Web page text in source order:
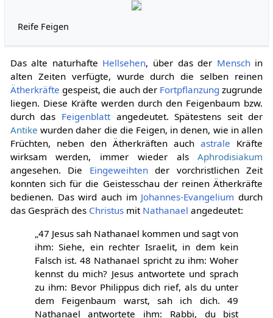
Reife Feigen
Das alte naturhafte Hellsehen, über das der Menschin
alten Zeiten verfügte, wurde durch die selben reinen
Ätherkräfte gespeist, die auch der Fortpflanzung zugrunde
liegen. Diese Kräfte werden durch den Feigenbaum bzw.
durch das Feigenblattangedeutet. Spätestens seit der
Antike wurden daher die die Feigen, in denen, wie in allen
Früchten, neben den Ätherkräften auchastrale Kräfte
wirksam werden, immer wieder alsAphrodisiakum
angesehen. Die Eingeweihtender vorchristlichen Zeit
konnten sich für die Geistesschau der reinen Ätherkräfte
bedienen. Das wird auch im Johannes-Evangelium durch
das Gespräch des Christusmit Nathanael angedeutet:
„47 Jesus sah Nathanael kommen und sagt von
ihm: Siehe, ein rechter Israelit, in dem kein
Falsch ist. 48 Nathanael spricht zu ihm: Woher
kennst du mich? Jesus antwortete und sprach
zu ihm: Bevor Philippus dich rief, als du unter
dem Feigenbaum warst, sah ich dich. 49
Nathanael antwortete ihm: Rabbi, du bist